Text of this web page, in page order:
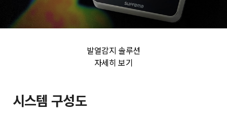
발열감지 솔루션
자세히 보기
시스템 구성도